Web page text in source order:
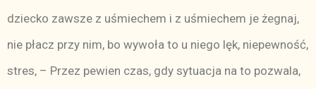
dziecko zawsze z uśmiechem i z uśmiechem je żegnaj,
nie płacz przy nim, bo wywoła to u niego lęk, niepewność,
stres, – Przez pewien czas, gdy sytuacja na to pozwala,